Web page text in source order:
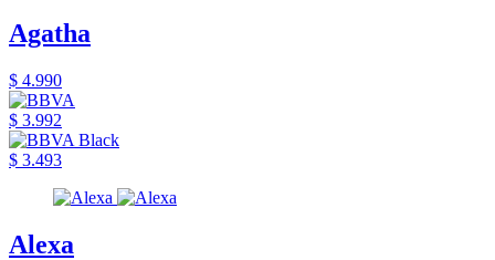
Agatha
$ 4.990
$ 3.992
$ 3.493
Alexa